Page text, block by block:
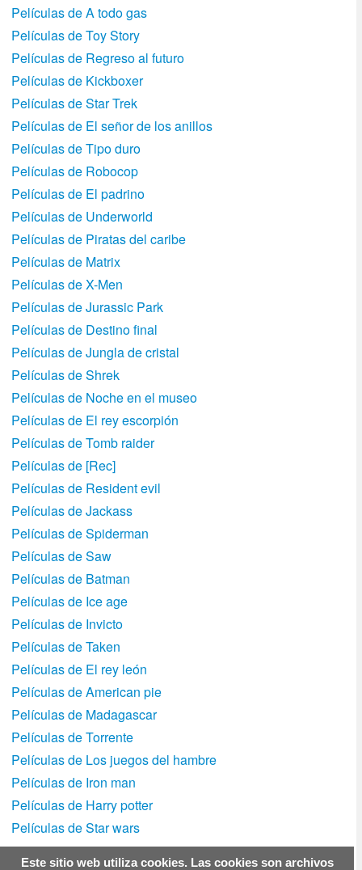
Películas de A todo gas
Películas de Toy Story
Películas de Regreso al futuro
Películas de Kickboxer
Películas de Star Trek
Películas de El señor de los anillos
Películas de Tipo duro
Películas de Robocop
Películas de El padrino
Películas de Underworld
Películas de Piratas del caribe
Películas de Matrix
Películas de X-Men
Películas de Jurassic Park
Películas de Destino final
Películas de Jungla de cristal
Películas de Shrek
Películas de Noche en el museo
Películas de El rey escorpión
Películas de Tomb raider
Películas de [Rec]
Películas de Resident evil
Películas de Jackass
Películas de Spiderman
Películas de Saw
Películas de Batman
Películas de Ice age
Películas de Invicto
Películas de Taken
Películas de El rey león
Películas de American pie
Películas de Madagascar
Películas de Torrente
Películas de Los juegos del hambre
Películas de Iron man
Películas de Harry potter
Películas de Star wars
Este sitio web utiliza cookies. Las cookies son archivos